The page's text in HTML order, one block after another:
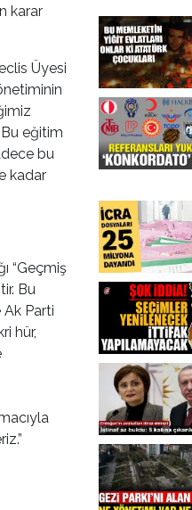
karar
Üyesi
eğitim
bu
kadar
“Geçmiş
Bu
Ak Parti
hür,
”